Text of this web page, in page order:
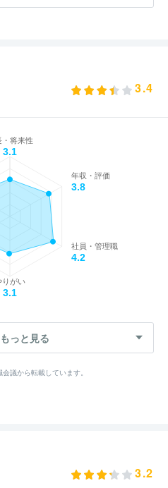
3.4
・将来性
3.1
年収・評価
3.8
社員・管理職
4.2
りがい
3.1
っと見る
議から転載しています。
3.2